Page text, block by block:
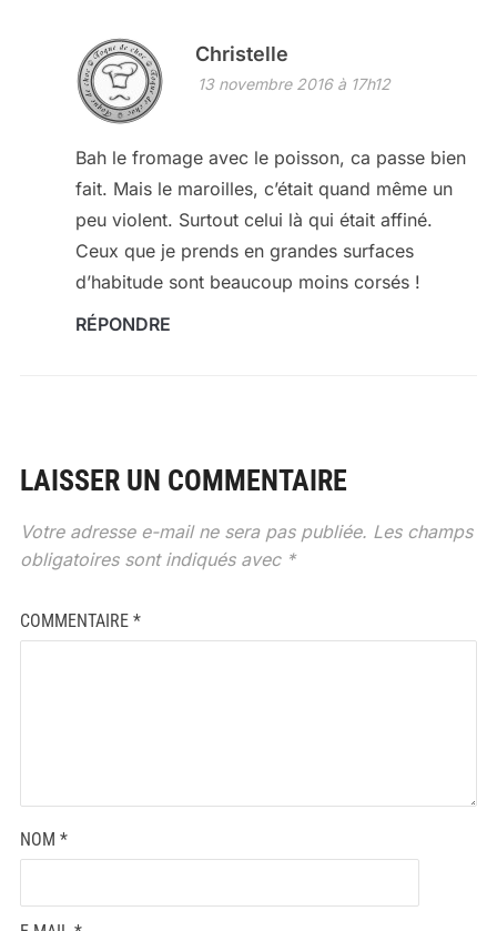
Christelle
13 novembre 2016 à 17h12
Bah le fromage avec le poisson, ca passe bien
fait. Mais le maroilles, c’était quand même un
peu violent. Surtout celui là qui était affiné.
Ceux que je prends en grandes surfaces
d’habitude sont beaucoup moins corsés !
RÉPONDRE
LAISSER UN COMMENTAIRE
Votre adresse e-mail ne sera pas publiée. Les champs
obligatoires sont indiqués avec *
COMMENTAIRE *
NOM *